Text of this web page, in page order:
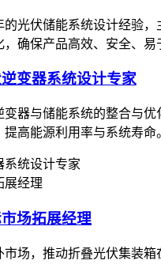
的光伏储能系统设计经验，
确保产品高效、安全、易
变器系统设计专家
变器与储能系统的整合与优
高能源利用率与系统寿命
场拓展经理
市场，推动折叠光伏集装箱